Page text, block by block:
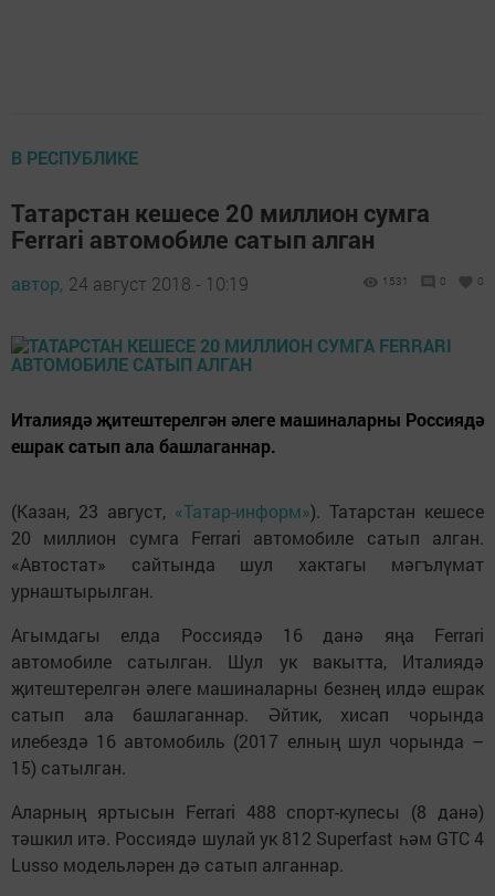
В РЕСПУБЛИКЕ
Татарстан кешесе 20 миллион сумга
Ferrari автомобиле сатып алган
автор, 24 август 2018 - 10:19 1531 0 0
Италиядә җитештерелгән әлеге машиналарны Россиядә
ешрак сатып ала башлаганнар.
(Казан, 23 август, «Татар-информ»). Татарстан кешесе
20 миллион сумга Ferrari автомобиле сатып алган.
«Автостат» сайтында шул хактагы мәгълүмат
урнаштырылган.
Агымдагы елда Россиядә 16 данә яңа Ferrari
автомобиле сатылган. Шул ук вакытта, Италиядә
җитештерелгән әлеге машиналарны безнең илдә ешрак
сатып ала башлаганнар. Әйтик, хисап чорында
илебездә 16 автомобиль (2017 елның шул чорында –
15) сатылган.
Аларның яртысын Ferrari 488 спорт-купесы (8 данә)
тәшкил итә. Россиядә шулай ук 812 Superfast һәм GTC 4
Lusso модельләрен дә сатып алганнар.